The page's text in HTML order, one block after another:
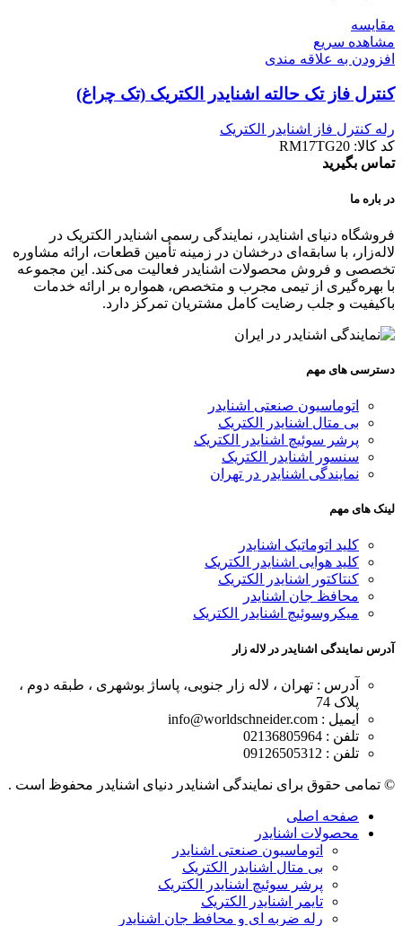
مقایسه
مشاهده سریع
افزودن به علاقه مندی
کنترل فاز تک حالته اشنایدر الکتریک (تک چراغ)
رله کنترل فاز اشنایدر الکتریک
کد کالا: RM17TG20
تماس بگیرید
در باره ما
فروشگاه دنیای اشنایدر، نمایندگی رسمی اشنایدر الکتریک در
لاله‌زار، با سابقه‌ای درخشان در زمینه تأمین قطعات، ارائه مشاوره
تخصصی و فروش محصولات اشنایدر فعالیت می‌کند. این مجموعه
با بهره‌گیری از تیمی مجرب و متخصص، همواره بر ارائه خدمات
باکیفیت و جلب رضایت کامل مشتریان تمرکز دارد.
دسترسی های مهم
اتوماسیون صنعتی اشنایدر
بی متال اشنایدر الکتریک
پرشر سوئیچ اشنایدر الکتریک
سنسور اشنایدر الکتریک
نمایندگی اشنایدر در تهران
لینک های مهم
کلید اتوماتیک اشنایدر
کلید هوایی اشنایدر الکتریک
کنتاکتور اشنایدر الکتریک
محافظ جان اشنایدر
میکروسوئیچ اشنایدر الکتریک
آدرس نمایندگی اشنایدر در لاله زار
آدرس : تهران ، لاله زار جنوبی، پاساژ بوشهری ، طبقه دوم ،
پلاک 74
ایمیل : info@worldschneider.com
تلفن : 02136805964
تلفن : 09126505312
© تمامی حقوق برای نمایندگی اشنایدر دنیای اشنایدر محفوظ است .
صفحه اصلی
محصولات اشنایدر
اتوماسیون صنعتی اشنایدر
بی متال اشنایدر الکتریک
پرشر سوئیچ اشنایدر الکتریک
تایمر اشنایدر الکتریک
رله ضربه ای و محافظ جان اشنایدر